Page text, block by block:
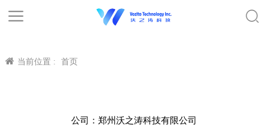
当前位置 : 首页
公司：郑州沃之涛科技有限公司